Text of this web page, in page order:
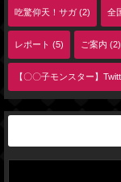
吃驚仰天！サガ (2) 全
レポート (5) ご案内 (2)
【〇〇子モンスター】